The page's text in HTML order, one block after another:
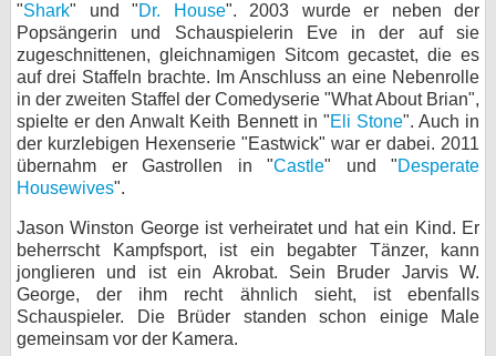
"Shark" und "Dr. House". 2003 wurde er neben der
Popsängerin und Schauspielerin Eve in der auf sie
zugeschnittenen, gleichnamigen Sitcom gecastet, die es
auf drei Staffeln brachte. Im Anschluss an eine Nebenrolle
in der zweiten Staffel der Comedyserie "What About Brian",
spielte er den Anwalt Keith Bennett in "Eli Stone". Auch in
der kurzlebigen Hexenserie "Eastwick" war er dabei. 2011
übernahm er Gastrollen in "Castle" und "Desperate
Housewives".
Jason Winston George ist verheiratet und hat ein Kind. Er
beherrscht Kampfsport, ist ein begabter Tänzer, kann
jonglieren und ist ein Akrobat. Sein Bruder Jarvis W.
George, der ihm recht ähnlich sieht, ist ebenfalls
Schauspieler. Die Brüder standen schon einige Male
gemeinsam vor der Kamera.